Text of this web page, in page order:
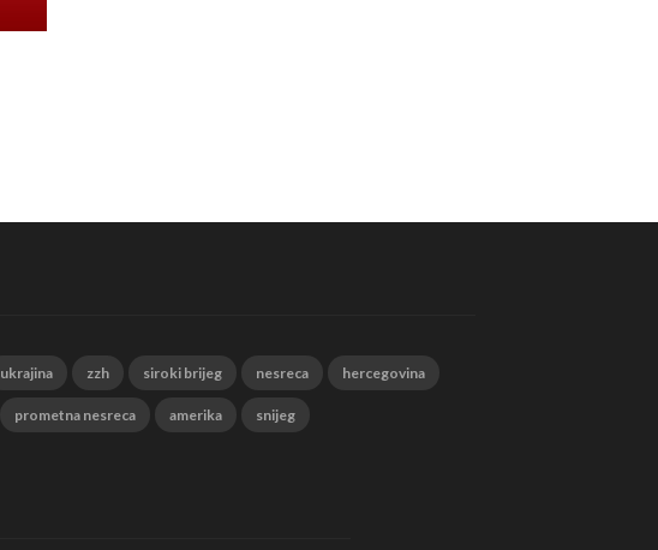
ukrajina zzh siroki brijeg nesreca hercegovina
prometna nesreca amerika snijeg